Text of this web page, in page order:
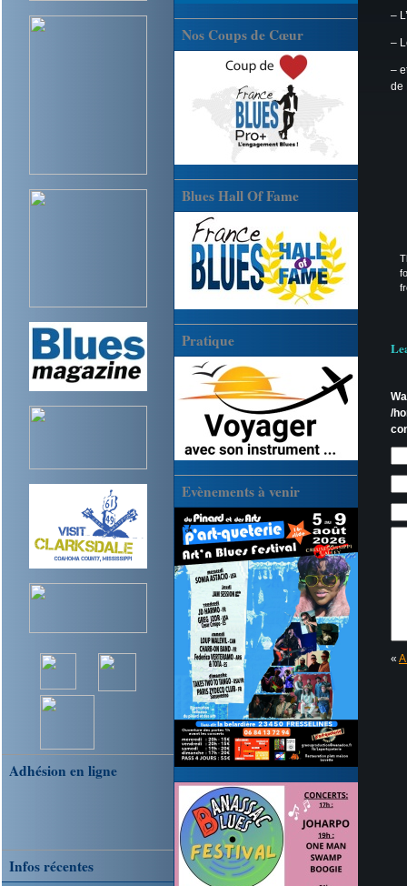
–
–
–
de
/
«
Nos Coups de Cœur
Blues Hall Of Fame
Pratique
Evènements à venir
Adhésion en ligne
Infos récentes